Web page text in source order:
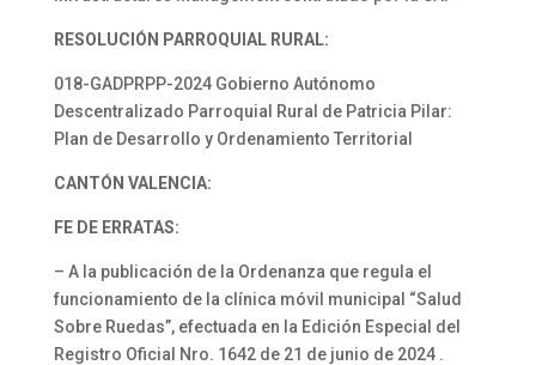
RESOLUCIÓN PARROQUIAL RURAL:
018-GADPRPP-2024 Gobierno Autónomo
Descentralizado Parroquial Rural de Patricia Pilar:
Plan de Desarrollo y Ordenamiento Territorial
CANTÓN VALENCIA:
FE DE ERRATAS:
– A la publicación de la Ordenanza que regula el
funcionamiento de la clínica móvil municipal “Salud
Sobre Ruedas”, efectuada en la Edición Especial del
Registro Oficial Nro. 1642 de 21 de junio de 2024 .